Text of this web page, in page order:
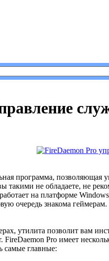
программа, позволяющая
такими не обладаете, не
на платформе
очередь знакома
утилита позволит вам
Pro имеет
самые главные: